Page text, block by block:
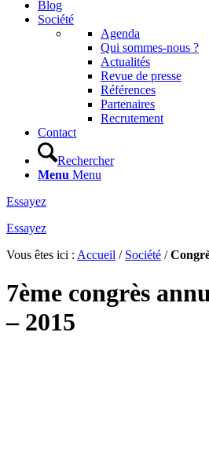
Blog
Société
Agenda
Qui sommes-nous ?
Actualités
Revue de presse
Références
Partenaires
Recrutement
Contact
Rechercher
Menu Menu
Essayez
Essayez
Vous êtes ici : Accueil / Société /
7ème congrès
– 2015